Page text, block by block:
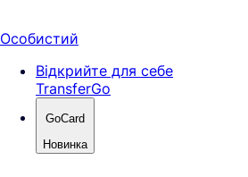
Особистий
Відкрийте для себе
TransferGo
GoCard
Новинка